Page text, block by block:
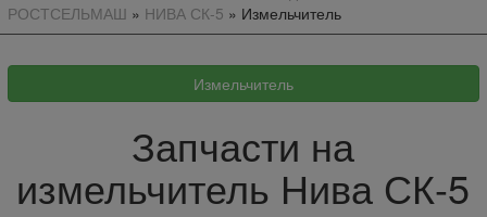
РОСТСЕЛЬМАШ » НИВА СК-5 » Измельчитель
Запчасти на
измельчитель Нива СК-5